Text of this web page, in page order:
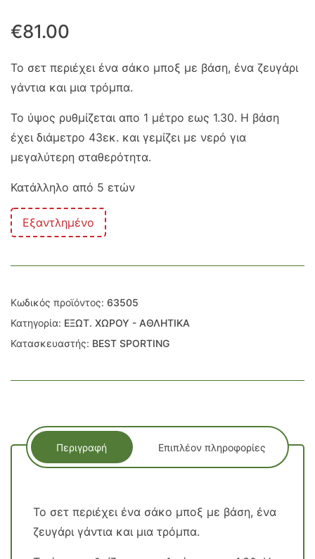
€81.00
Το σετ περιέχει ένα σάκο μποξ με βάση, ένα ζευγάρι
γάντια και μια τρόμπα.
Το ύψος ρυθμίζεται απο 1 μέτρο εως 1.30. Η βάση
έχει διάμετρο 43εκ. και γεμίζει με νερό για
μεγαλύτερη σταθερότητα.
Κατάλληλο από 5 ετών
Εξαντλημένο
Κωδικός προϊόντος: 63505
Κατηγορία: ΕΞΩΤ. ΧΩΡΟΥ - ΑΘΛΗΤΙΚΑ
Κατασκευαστής: BEST SPORTING
Περιγραφή Επιπλέον πληροφορίες
Το σετ περιέχει ένα σάκο μποξ με βάση, ένα
ζευγάρι γάντια και μια τρόμπα.